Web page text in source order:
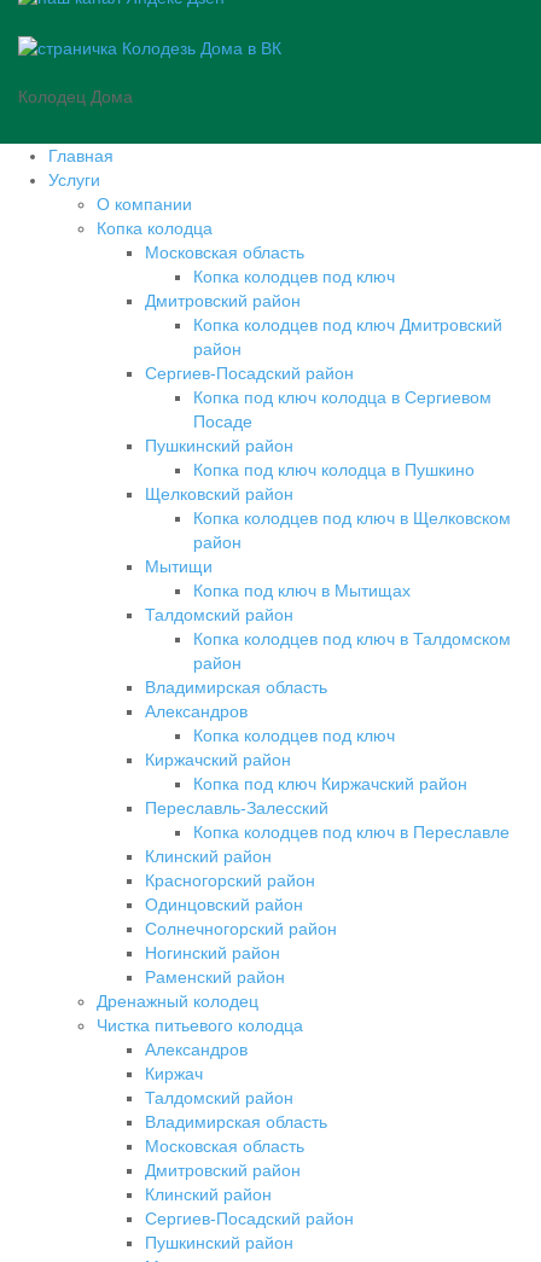
Колодец Дома
Главная
Услуги
О компании
Копка колодца
Московская область
Копка колодцев под ключ
Дмитровский район
Копка колодцев под ключ Дмитровский
район
Сергиев-Посадский район
Копка под ключ колодца в Сергиевом
Посаде
Пушкинский район
Копка под ключ колодца в Пушкино
Щелковский район
Копка колодцев под ключ в Щелковском
район
Мытищи
Копка под ключ в Мытищах
Талдомский район
Копка колодцев под ключ в Талдомском
район
Владимирская область
Александров
Копка колодцев под ключ
Киржачский район
Копка под ключ Киржачский район
Переславль-Залесский
Копка колодцев под ключ в Переславле
Клинский район
Красногорский район
Одинцовский район
Солнечногорский район
Ногинский район
Раменский район
Дренажный колодец
Чистка питьевого колодца
Александров
Киржач
Талдомский район
Владимирская область
Московская область
Дмитровский район
Клинский район
Сергиев-Посадский район
Пушкинский район